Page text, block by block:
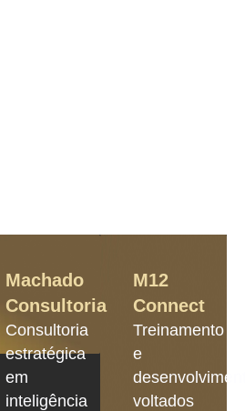
Machado
Consultoria
Consultoria
estratégica
em
inteligência
M12
Connect
Treinamento
e
voltados